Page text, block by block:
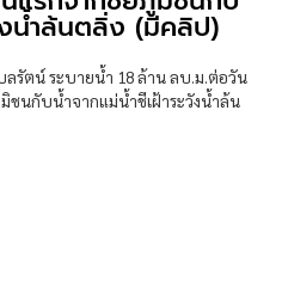
งน้ำล้นตลิ่ง (มีคลิป)
ลรัตน์ ระบายน้ำ 18 ล้าน ลบ.ม.ต่อวัน
ชนกับน้ำจากแม่น้ำชีเฝ้าระวังน้ำล้น